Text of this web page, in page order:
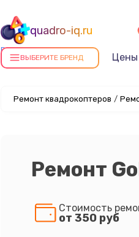
quadro-iq.ru
Ремонт квадрокоптеров в
ОренбургеВЫБЕРИТЕ БРЕНД Цены
Ремонт квадрокоптеров /
Ремонт
Стоимость
от 350 руб